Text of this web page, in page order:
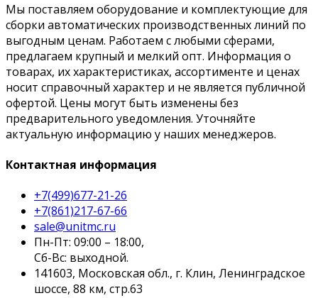
Мы поставляем оборудование и комплектующие для
сборки автоматических производственных линий по
выгодным ценам. Работаем с любыми сферами,
предлагаем крупный и мелкий опт. Информация о
товарах, их характеристиках, ассортименте и ценах
носит справочный характер и не является публичной
офертой. Цены могут быть изменены без
предварительного уведомления. Уточняйте
актуальную информацию у наших менеджеров.
Контактная информация
+7(499)677-21-26
+7(861)217-67-66
sale@unitmc.ru
Пн-Пт: 09:00 – 18:00,
Сб-Вс: выходной.
141603, Московская обл., г. Клин, Ленинградское
шоссе, 88 км, стр.63